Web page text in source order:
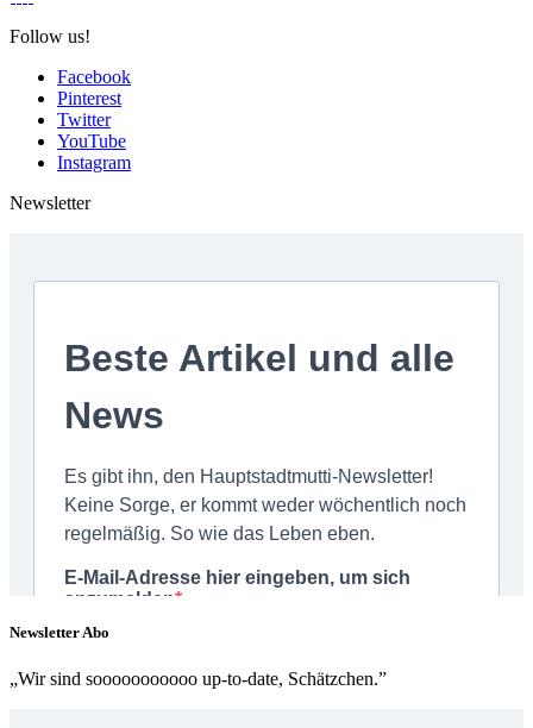
Follow us!
Facebook
Pinterest
Twitter
YouTube
Instagram
Newsletter
Newsletter Abo
„Wir sind sooooooooooo up-to-date, Schätzchen.”